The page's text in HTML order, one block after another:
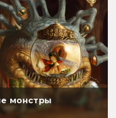
монстры